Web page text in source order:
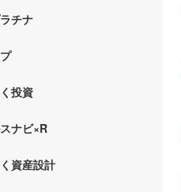
チナ
投資
ナビ×R
資産設計